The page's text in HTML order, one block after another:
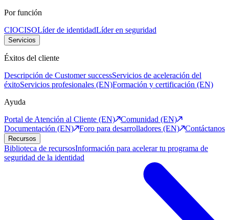
Por función
CIOCISOLíder de identidadLíder en seguridad
Servicios
Éxitos del cliente
Descripción de Customer successServicios de aceleración del
éxitoServicios profesionales (EN)Formación y certificación (EN)
Ayuda
Portal de Atención al Cliente (EN)
Comunidad (EN)
Documentación (EN)
Foro para desarrolladores (EN) Contáctanos
Recursos
Biblioteca de recursosInformación para acelerar tu programa de
seguridad de la identidad